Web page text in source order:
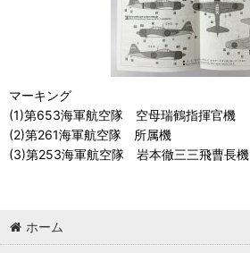
マーキング
(1)第653海軍航空隊 空母瑞鶴指揮官機
(2)第261海軍航空隊 所属機
(3)第253海軍航空隊 岩本徹三三飛曹長機
ホーム